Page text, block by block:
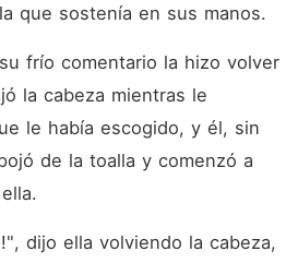
que sostenía en sus manos.
frío comentario la hizo volver
la cabeza mientras le
le había escogido, y él, sin
de la toalla y comenzó a
dijo ella volviendo la cabeza,